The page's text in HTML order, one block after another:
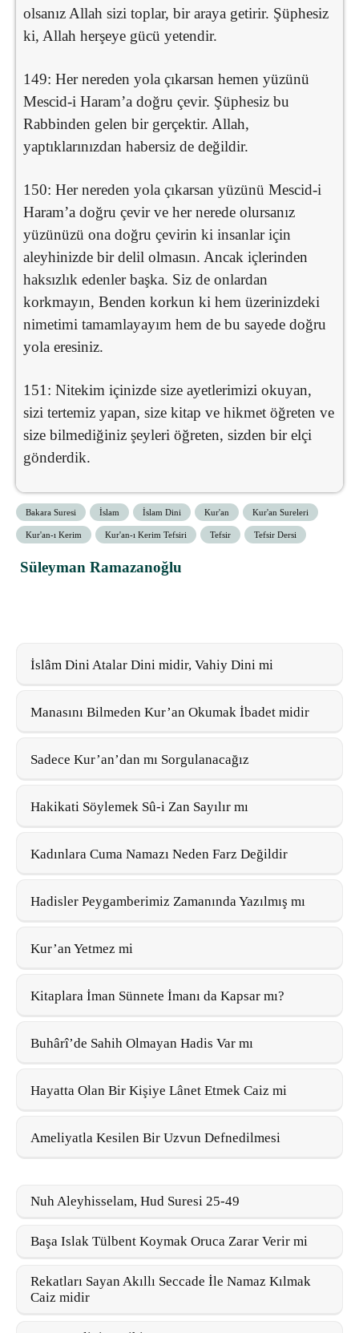
olsanız Allah sizi toplar, bir araya getirir. Şüphesiz
ki, Allah herşeye gücü yetendir.
149: Her nereden yola çıkarsan hemen yüzünü
Mescid-i Haram’a doğru çevir. Şüphesiz bu
Rabbinden gelen bir gerçektir. Allah,
yaptıklarınızdan habersiz de değildir.
150: Her nereden yola çıkarsan yüzünü Mescid-i
Haram’a doğru çevir ve her nerede olursanız
yüzünüzü ona doğru çevirin ki insanlar için
aleyhinizde bir delil olmasın. Ancak içlerinden
haksızlık edenler başka. Siz de onlardan
korkmayın, Benden korkun ki hem üzerinizdeki
nimetimi tamamlayayım hem de bu sayede doğru
yola eresiniz.
151: Nitekim içinizde size ayetlerimizi okuyan,
sizi tertemiz yapan, size kitap ve hikmet öğreten ve
size bilmediğiniz şeyleri öğreten, sizden bir elçi
gönderdik.
Bakara Suresi İslam İslam Dini Kur'an Kur'an Sureleri
Kur'an-ı Kerim Kur'an-ı Kerim Tefsiri Tefsir Tefsir Dersi
Süleyman Ramazanoğlu
İslâm Dini Atalar Dini midir, Vahiy Dini mi
Manasını Bilmeden Kur’an Okumak İbadet midir
Sadece Kur’an’dan mı Sorgulanacağız
Hakikati Söylemek Sû-i Zan Sayılır mı
Kadınlara Cuma Namazı Neden Farz Değildir
Hadisler Peygamberimiz Zamanında Yazılmış mı
Kur’an Yetmez mi
Kitaplara İman Sünnete İmanı da Kapsar mı?
Buhârî’de Sahih Olmayan Hadis Var mı
Hayatta Olan Bir Kişiye Lânet Etmek Caiz mi
Ameliyatla Kesilen Bir Uzvun Defnedilmesi
Nuh Aleyhisselam, Hud Suresi 25-49
Başa Islak Tülbent Koymak Oruca Zarar Verir mi
Rekatları Sayan Akıllı Seccade İle Namaz Kılmak
Caiz midir